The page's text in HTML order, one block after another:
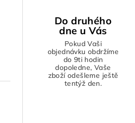
Do druhého
dne u Vás
Pokud Vaši
objednávku obdržíme
do 9ti hodin
dopoledne, Vaše
zboží odešleme ještě
tentýž den.